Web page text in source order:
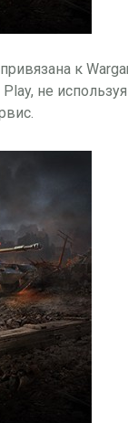
к
не используя